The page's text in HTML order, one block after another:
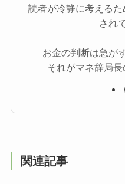
読者が冷静に考える
され
お金の判断は急が
それがマネ辞局長
関連記事